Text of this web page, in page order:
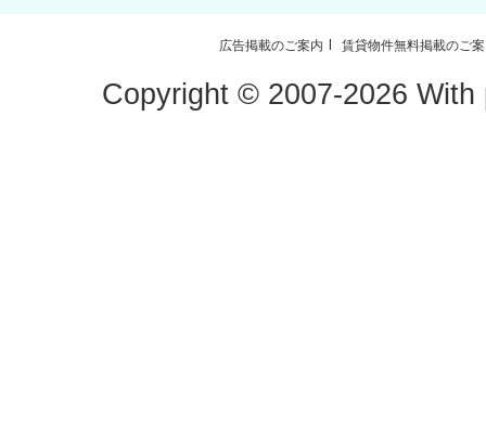
広告掲載のご案内 賃貸物件無料掲載のご
Copyright © 2007-2026